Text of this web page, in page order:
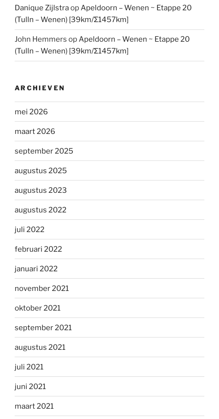
Danique ZijlstraopApeldoorn – Wenen ~ Etappe 20
(Tulln – Wenen) [39km/Σ1457km]
John Hemmers opApeldoorn – Wenen ~ Etappe 20
(Tulln – Wenen) [39km/Σ1457km]
ARCHIEVEN
mei 2026
maart 2026
september 2025
augustus 2025
augustus 2023
augustus 2022
juli 2022
februari 2022
januari 2022
november 2021
oktober 2021
september 2021
augustus 2021
juli 2021
juni 2021
maart 2021